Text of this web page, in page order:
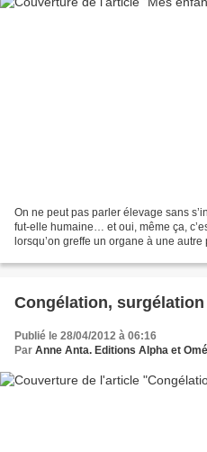
On ne peut pas parler élevage sans
fut-elle humaine… et oui, même ça,
lorsqu’on greffe un organe à une
Congélation,
Publié le 28/04/2012 à 06:16
Par Anne Anta. Editions Alpha et